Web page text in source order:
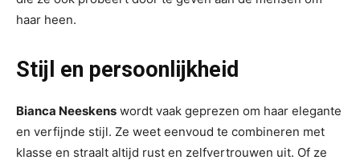
haar heen.
Stijl en persoonlijkheid
Bianca Neeskens wordt vaak geprezen om haar elegante
en verfijnde stijl. Ze weet eenvoud te combineren met
klasse en straalt altijd rust en zelfvertrouwen uit. Of ze